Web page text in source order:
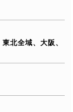
東北全域、大阪、